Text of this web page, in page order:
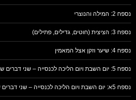
נספח 2: המילה והנוצרי
נספח 3: הציצית (חוטים, גדילים, פתילים)
נספח 4: שיער וזקן אצל המאמין
נספח 5: יום השבת ויום הליכה לכנסייה – שני דברים שונים
נספח 5א: יום השבת ויום הליכה לכנסייה – שני דברים שונים